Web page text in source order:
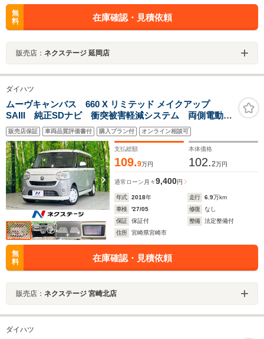
無
料
在庫確認・見積依頼
販売店： ネクステージ 延岡店
ダイハツ
ムーヴキャンバス 660 X リミテッド メイクアップ
SAIII 純正SDナビ 衝突被害軽減システム 両側電動ド
ア バックカメラ コーナーセンサー スマートキー
ETC オートライト オートエアコン Bluetooth
CD DVD再生 フルセグ
販売店保証 車両品質評価書付 購入プラン付 オンライン相談可
支払総額
109.9万円
本体価格
102.2万円
通常ローン 月々9,400円
年式 2018年 走行 6.9万km
車検
'27/05 修復
なし
保証
保証付 整備
法定整備付
住所
宮崎県宮崎市
無
料
在庫確認・見積依頼
販売店： ネクステージ 宮崎北店
ダイハツ